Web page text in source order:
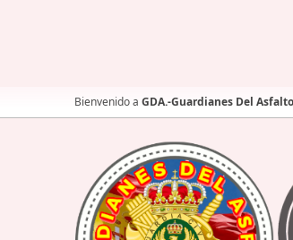
Bienvenido a GDA.-Guardianes Del Asfalto